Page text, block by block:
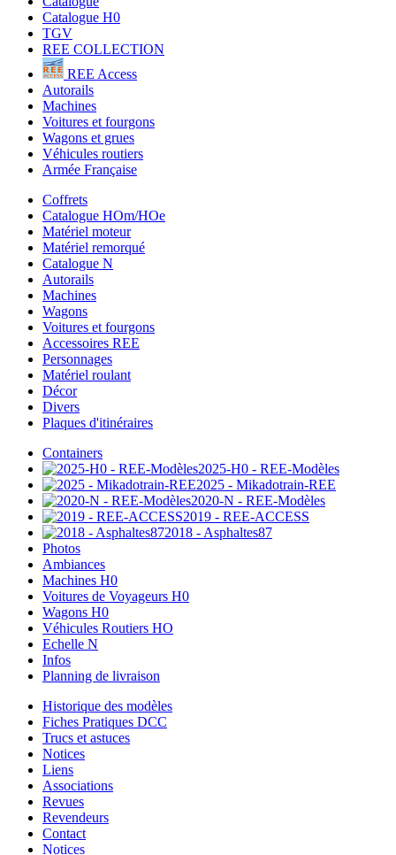
Catalogue H0
TGV
REE COLLECTION
REE Access
Autorails
Machines
Voitures et fourgons
Wagons et grues
Véhicules routiers
Armée Française
Coffrets
Catalogue HOm/HOe
Matériel moteur
Matériel remorqué
Catalogue N
Autorails
Machines
Wagons
Voitures et fourgons
Accessoires REE
Personnages
Matériel roulant
Décor
Divers
Plaques d'itinéraires
Containers
2025-H0 - REE-Modèles
2025 - Mikadotrain-REE
2020-N - REE-Modèles
2019 - REE-ACCESS
2018 - Asphaltes87
Photos
Ambiances
Machines H0
Voitures de Voyageurs H0
Wagons H0
Véhicules Routiers HO
Echelle N
Infos
Planning de livraison
Historique des modèles
Fiches Pratiques DCC
Trucs et astuces
Notices
Liens
Associations
Revues
Revendeurs
Contact
Notices